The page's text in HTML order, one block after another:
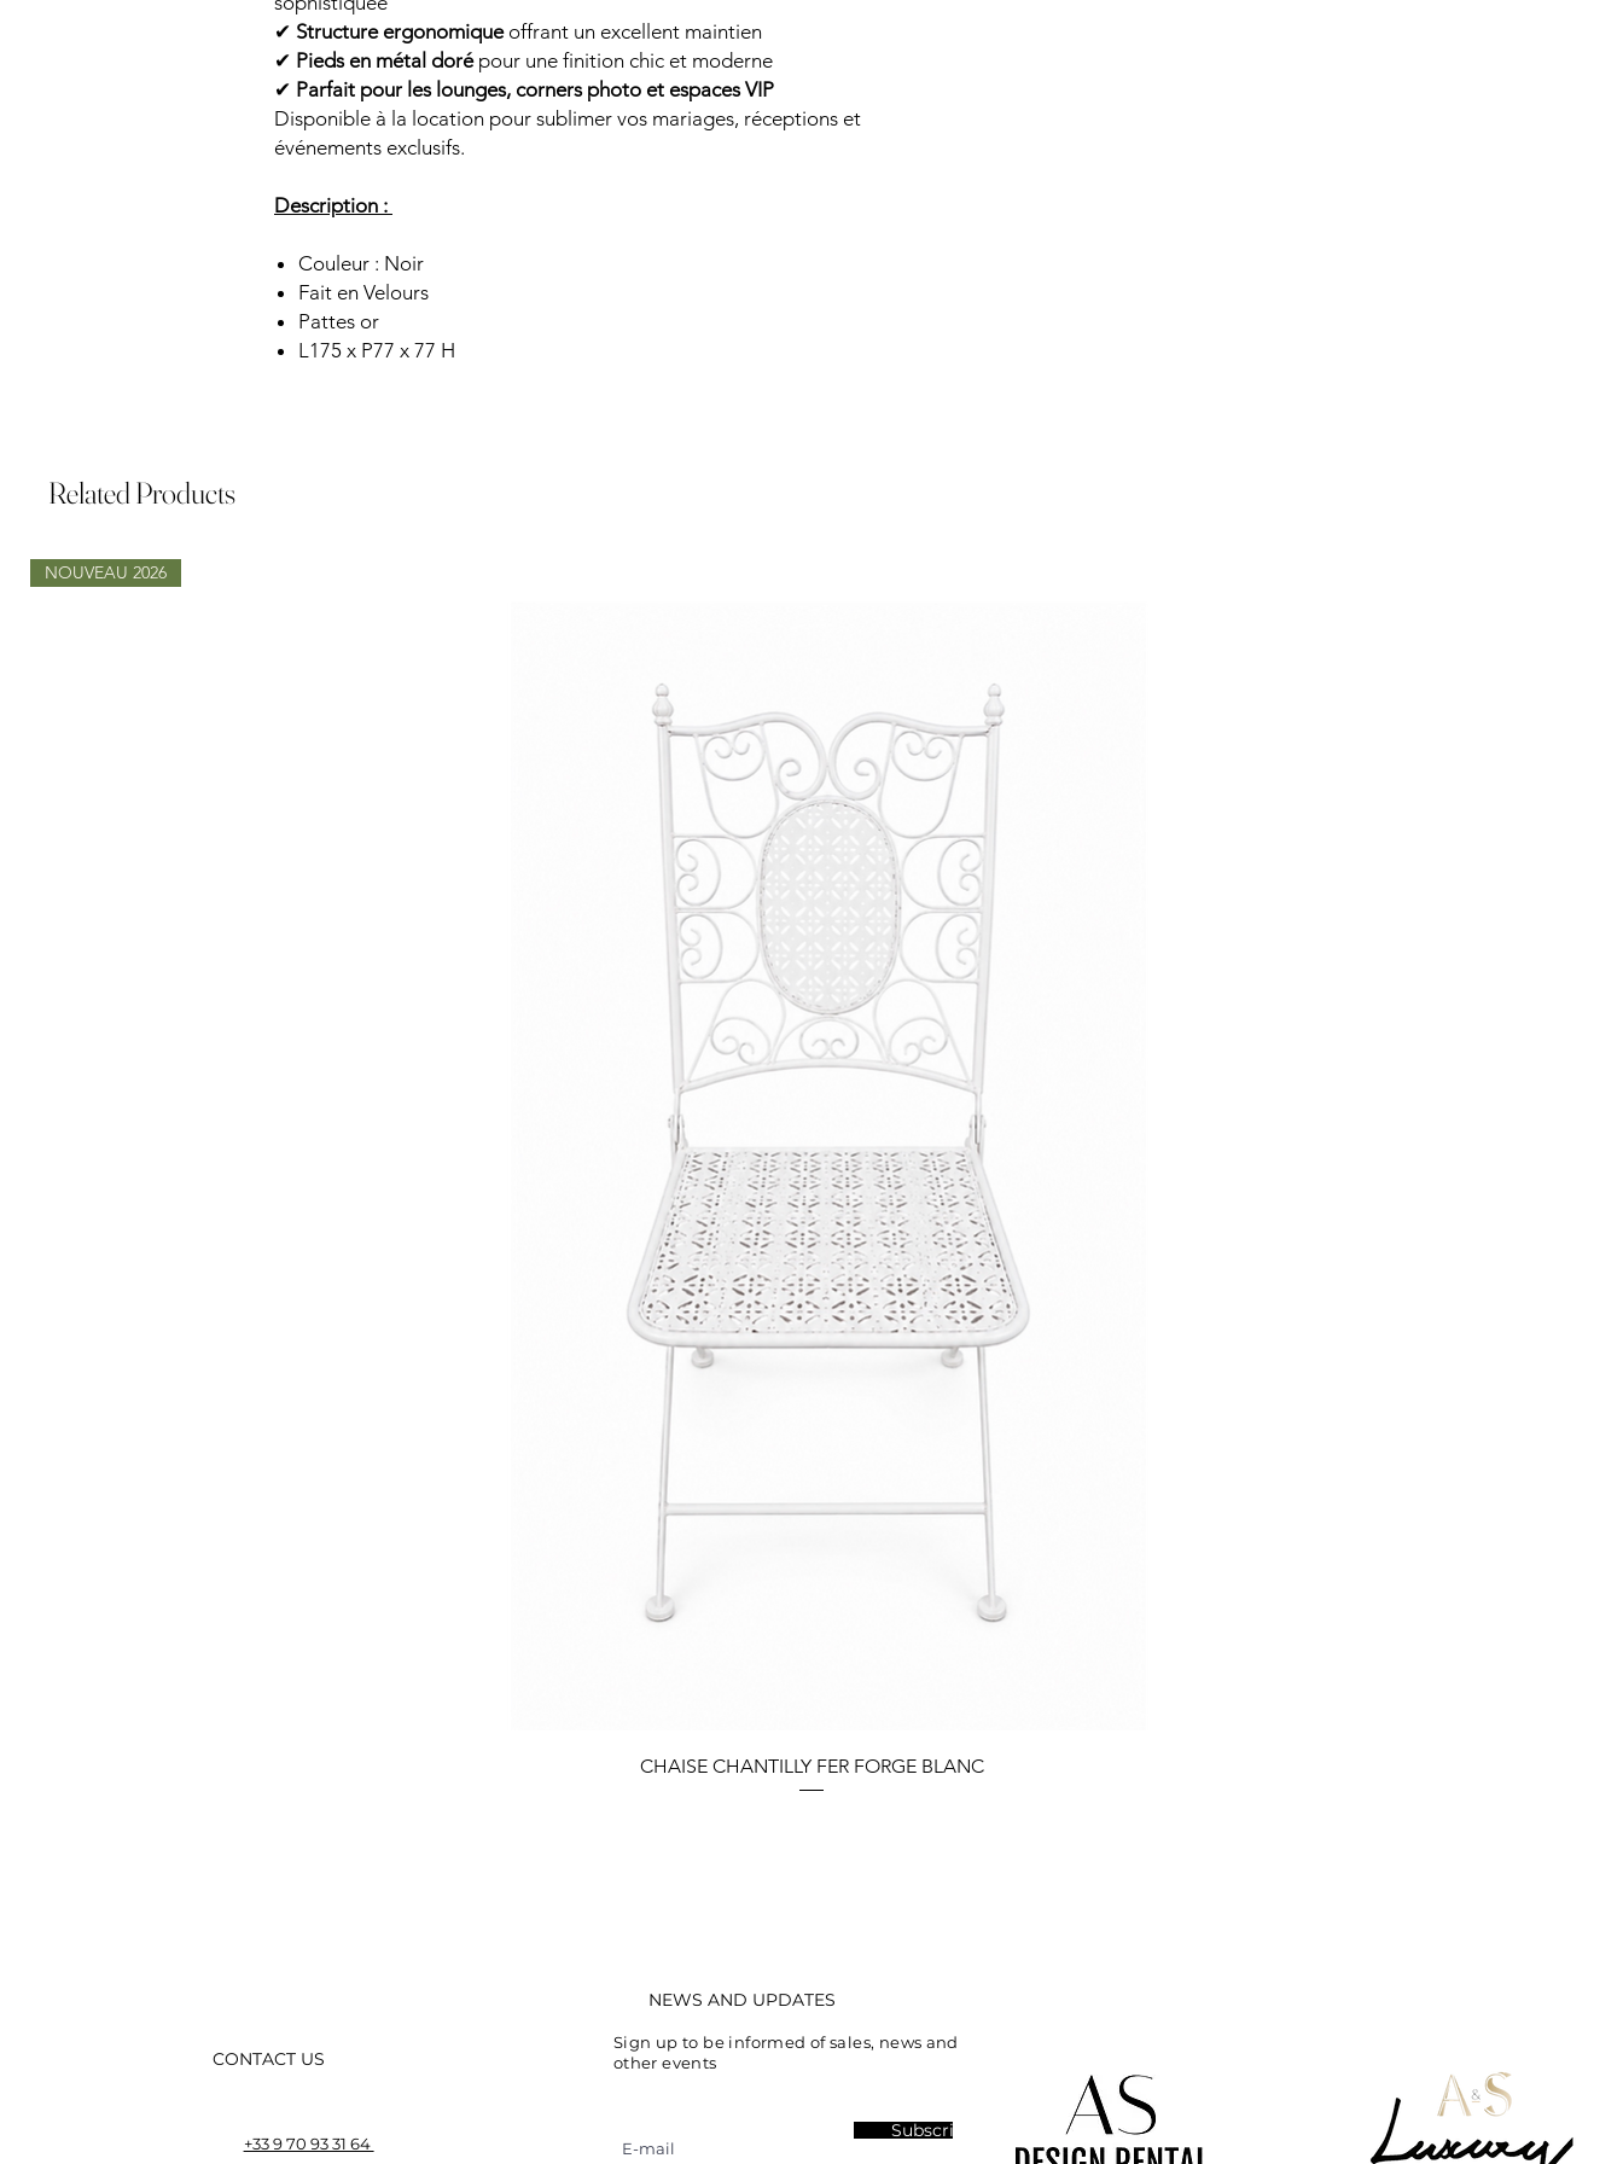
✔ Structure ergonomiqueoffrant un excellent maintien
✔ Pieds en métal dorépour une finition chic et moderne
✔ Parfait pour les lounges, corners photo et espaces VIP
Disponible à la location pour sublimer vos mariages, réceptions et
événements exclusifs.
Description :
Couleur : Noir
Fait en Velours
Pattes or
L175 x P77 x 77 H
Related Products
Quick View
NOUVEAU 2026
CHAISE CHANTILLY FER FORGE BLANC
CONTACT US
+33 9 70 93 31 64
NEWS AND UPDATES
Sign up to be informed of sales, news and
other events
Subscribe